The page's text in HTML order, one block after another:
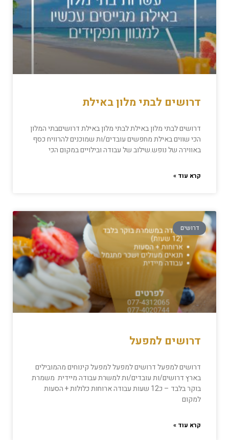
דרושים לבתי מלון באילת
דרושים לבתי מלון באילת לבתי מלון באילת דרושיםבתי המלון
הכי שווים באילת מחפשים עובדים/ות שמוכנים להרוויח כסף
באווירה של נופש.שילוב של עבודה ובילויים במקום הכי
קרא עוד »
דרושים
דרושים למפעל
דרושים למפעל דרושים למפעל למפעל קינוחים מהמובילים
בארץ דרושים/ות עובדים/ות למשרת עבודה מיידית משמרת
בוקר בלבד – כ12 שעות עבודה ארוחות כלולות + הסעות
למקום
קרא עוד »